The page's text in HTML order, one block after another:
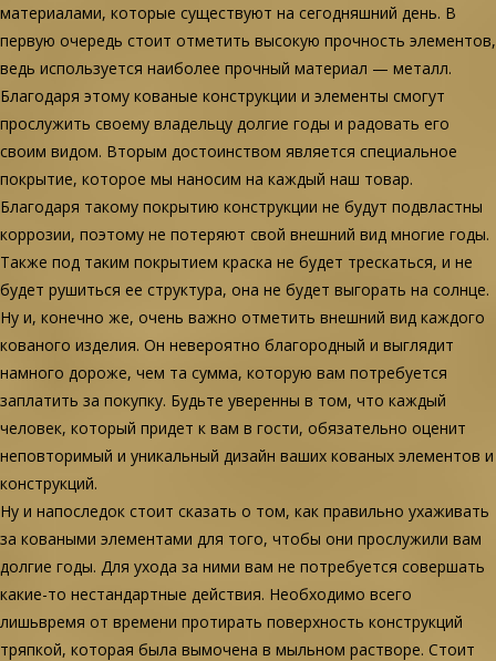
материалами, которые существуют на сегодняшний день. В
первую очередь стоит отметить высокую прочность элементов,
ведь используется наиболее прочный материал — металл.
Благодаря этому кованые конструкции и элементы смогут
прослужить своему владельцу долгие годы и радовать его
своим видом. Вторым достоинством является специальное
покрытие, которое мы наносим на каждый наш товар.
Благодаря такому покрытию конструкции не будут подвластны
коррозии, поэтому не потеряют свой внешний вид многие годы.
Также под таким покрытием краска не будет трескаться, и не
будет рушиться ее структура, она не будет выгорать на солнце.
Ну и, конечно же, очень важно отметить внешний вид каждого
кованого изделия. Он невероятно благородный и выглядит
намного дороже, чем та сумма, которую вам потребуется
заплатить за покупку. Будьте уверенны в том, что каждый
человек, который придет к вам в гости, обязательно оценит
неповторимый и уникальный дизайн ваших кованых элементов и
конструкций.
Ну и напоследок стоит сказать о том, как правильно ухаживать
за коваными элементами для того, чтобы они прослужили вам
долгие годы. Для ухода за ними вам не потребуется совершать
какие-то нестандартные действия. Необходимо всего
лишьвремя от времени протирать поверхность конструкций
тряпкой, которая была вымочена в мыльном растворе. Стоит